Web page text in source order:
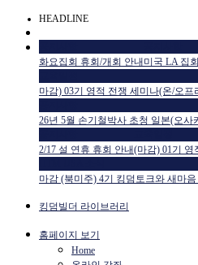
HEADLINE
화요집회 휴회/개회 안내 미국 LA 집회
마감) 03기 영적 전쟁 세미나(온/오프
26년 5월 손기철박사 초청 일본(오사
2/17 설 연휴 휴회 안내(마감) 01기 영
마감 (북미주) 4기 킹덤토크와 새마음
킹덤빌더 라이브러리
홈페이지 보기
Home